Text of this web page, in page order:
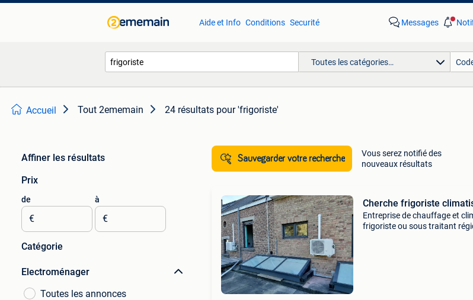
Aide et Info Conditions Securité Messages
Toutes les catégories…
Accueil Tout 2ememain 24 résultats pour 'frigoriste'
Affiner les résultats
Prix
de
€
à
€
Catégorie
Electroménager
Toutes les annonces
Sauvegarder votre recherche
Vous serez notifié des
nouveaux résultats
Cherche frigoriste
Entreprise de chauffage et
frigoriste ou sous traitant